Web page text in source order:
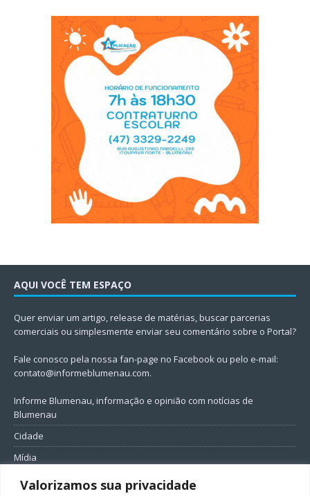
Valorizamos sua privacidade
AQUI VOCÊ TEM ESPAÇO
Quer enviar um artigo, release de matérias, buscar parcerias
comerciais ou simplesmente enviar seu comentário sobre o Portal?
Fale conosco pela nossa fan-page no Facebook ou pelo e-mail:
contato@informeblumenau.com.
Informe Blumenau, informação e opinião com notícias de
Blumenau
Cidade
Mídia
Entretenimento